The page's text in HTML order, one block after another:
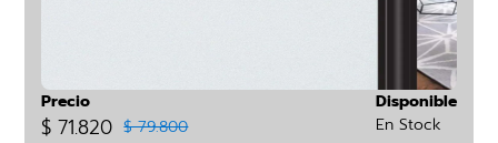
Precio
$ 71.820 $ 79.800
Disponible
En Stock